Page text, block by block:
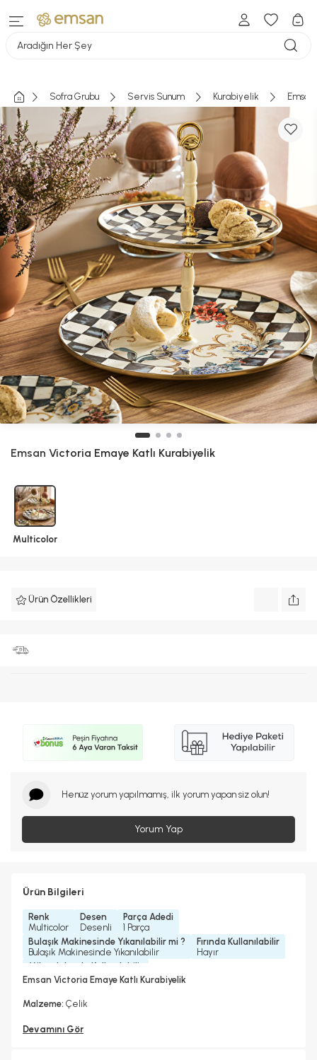
Aradığın Her Şey
Sofra Grubu Servis Sunum Kurabiyelik
Emsan Victoria Emaye Katlı Kurabiyelik
Multicolor
Ürün Özellikleri
Henüz yorum yapılmamış, ilk yorum yapan siz olun!
Yorum Yap
Ürün Bilgileri
Renk
Multicolor
Desen
Desenli
Parça Adedi
1 Parça
Bulaşık Makinesinde Yıkanılabilir mi ?
Bulaşık Makinesinde Yıkanılabilir
Fırında Kullanılabilir
Hayır
Mikrodalgada Kullanılabilir
Hayır
Emsan Victoria Emaye Katlı Kurabiyelik
Malzeme: Çelik
Devamını Gör